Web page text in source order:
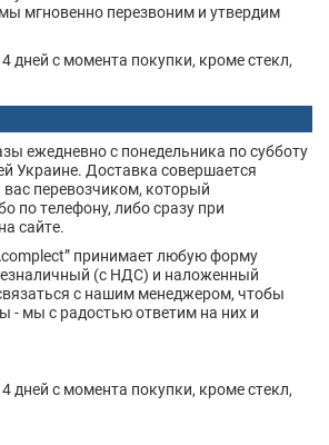
мгновенно перезвоним и утвердим
дней с момента покупки, кроме стекл,
ежедневно с понедельника по субботу
Украине. Доставка совершается
перевозчиком, который
по телефону, либо сразу при
сайте.
принимает любую форму
(с НДС) и наложенный
с нашим менеджером, чтобы
- мы с радостью ответим на них и
дней с момента покупки, кроме стекл,